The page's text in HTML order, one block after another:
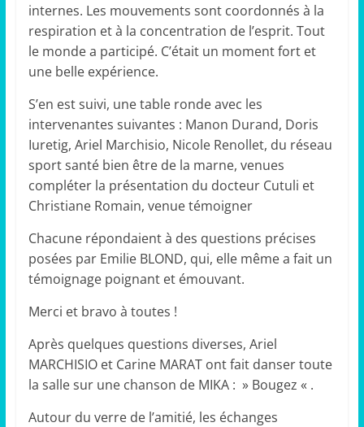
internes. Les mouvements sont coordonnés à la
respiration et à la concentration de l’esprit. Tout
le monde a participé. C’était un moment fort et
une belle expérience.
S’en est suivi, une table ronde avec les
intervenantes suivantes : Manon Durand, Doris
Iuretig, Ariel Marchisio, Nicole Renollet, du réseau
sport santé bien être de la marne, venues
compléter la présentation du docteur Cutuli et
Christiane Romain, venue témoigner
Chacune répondaient à des questions précises
posées par Emilie BLOND, qui, elle même a fait un
témoignage poignant et émouvant.
Merci et bravo à toutes !
Après quelques questions diverses, Ariel
MARCHISIO et Carine MARAT ont fait danser toute
la salle sur une chanson de MIKA : » Bougez « .
Autour du verre de l’amitié, les échanges